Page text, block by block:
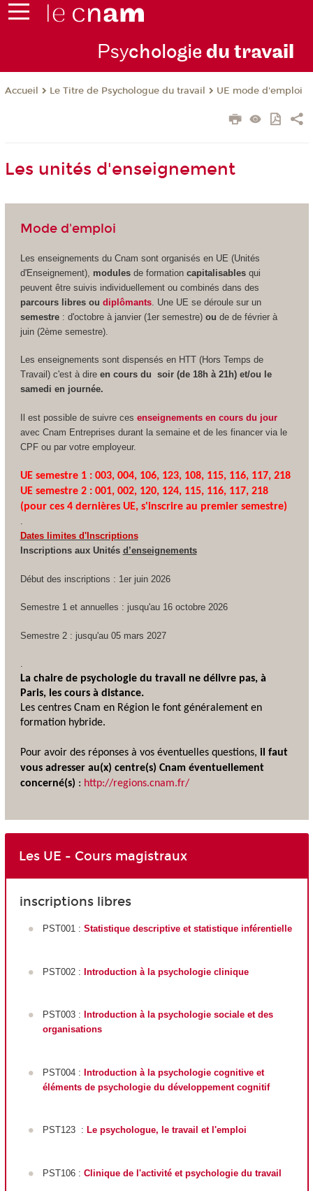
Psychologie du travail
Accueil Le Titre de Psychologue du travail UE mode d'emploi
Les unités d'enseignement
Mode d'emploi
Les enseignements du Cnam sont organisés en UE (Unités
d'Enseignement), modulesde formation capitalisables qui
peuvent être suivis individuellement ou combinés dans des
parcours libres ou diplômants. Une UE se déroule sur un
semestre : d'octobre à janvier (1er semestre) ou de de février à
juin (2ème semestre).
Les enseignements sont dispensés en HTT(Hors Temps de
Travail) c'est à dire en cours du soir (de 18h à 21h) et/ou le
samedi en journée.
Il est possible de suivre ces enseignements en cours du jour
avec Cnam Entreprises durant la semaine et de les financer via le
CPFou par votre employeur.
UE semestre 1 : 003, 004, 106, 123, 108, 115, 116, 117, 218
UE semestre 2 : 001, 002, 120, 124, 115, 116, 117, 218
(pour ces 4 dernières UE, s'inscrire au premier semestre)
.
Dates limites d'Inscriptions
Inscriptions aux Unités d’enseignements
Début des inscriptions : 1er juin 2026
Semestre 1 et annuelles : jusqu'au 16 octobre 2026
Semestre 2 : jusqu'au 05 mars 2027
.
La chaire de psychologie du travail ne délivre pas, à
Paris, les cours à distance.
Les centres Cnam en Région le font généralement en
formation hybride.
Pour avoir des réponses à vos éventuelles questions, il faut
vous adresser au(x) centre(s) Cnam éventuellement
concerné(s) : http://regions.cnam.fr/
Les UE - Cours magistraux
inscriptions libres
PST001 : Statistique descriptive et statistique inférentielle
PST002 : Introduction à la psychologie clinique
PST003 : Introduction à la psychologie sociale et des
organisations
PST004 : Introduction à la psychologie cognitive et
éléments de psychologie du développement cognitif
PST123 : Le psychologue, le travail et l'emploi
PST106 : Clinique de l'activité et psychologie du travail